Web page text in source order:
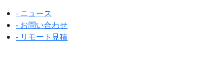
- ニュース
- お問い合わせ
- リモート見積